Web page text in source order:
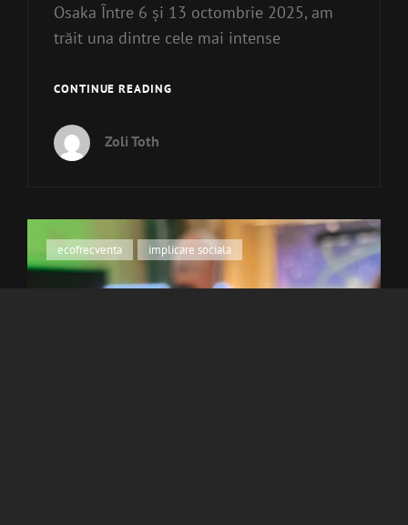
Osaka Între 6 și 13 octombrie 2025, am
trăit una dintre cele mai intense
CONTINUE READINGMEET
Zoli Toth
Cat
Links
ecofrecventa , implicare sociala